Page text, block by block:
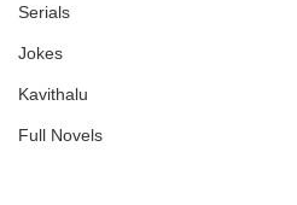
Serials
Jokes
Kavithalu
Full Novels